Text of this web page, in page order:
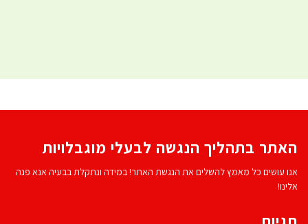
האתר בתהליך הנגשה לבעלי מוגבלויות
אנו עושים כל מאמץ להשלים את הנגשת האתר! במידה ונתקלת בבעיה אנא פנה
אלינו!